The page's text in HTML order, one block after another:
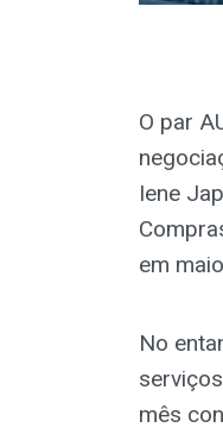
O par
Iene
em
No
mês